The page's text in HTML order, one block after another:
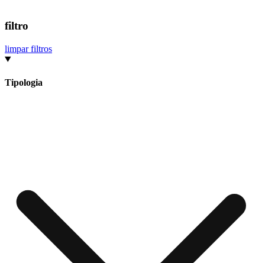
filtro
limpar filtros
Tipologia